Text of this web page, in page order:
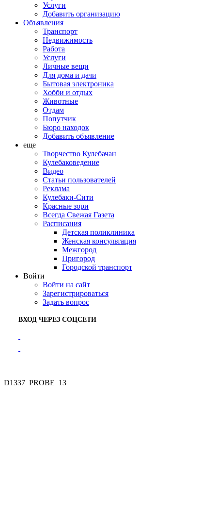
Услуги
Добавить организацию
Объявления
Транспорт
Недвижимость
Работа
Услуги
Личные вещи
Для дома и дачи
Бытовая электроника
Хобби и отдых
Животные
Отдам
Попутчик
Бюро находок
Добавить объявление
еще
Творчество Кулебачан
Кулебаковедение
Видео
Статьи пользователей
Реклама
Кулебаки-Сити
Красные зори
Всегда Свежая Газета
Расписания
Детская поликлиника
Женская консультация
Межгород
Пригород
Городской транспорт
Войти
Войти на сайт
Зарегистрироваться
Задать вопрос
ВХОД ЧЕРЕЗ СОЦСЕТИ